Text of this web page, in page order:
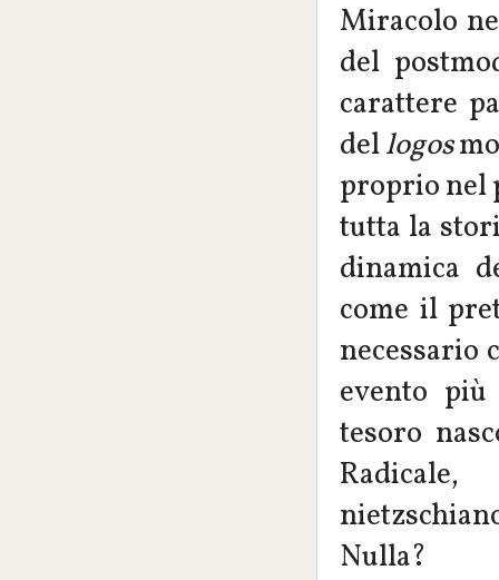
Miracolo
del
carattere
dellogos
proprio nel
tutta la
dinamica
come il
necessario
evento
tesoro
Nulla?